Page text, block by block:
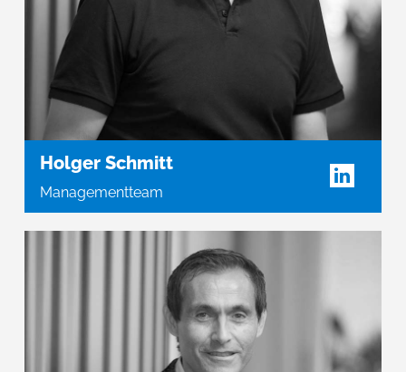
Holger Schmitt
Managementteam